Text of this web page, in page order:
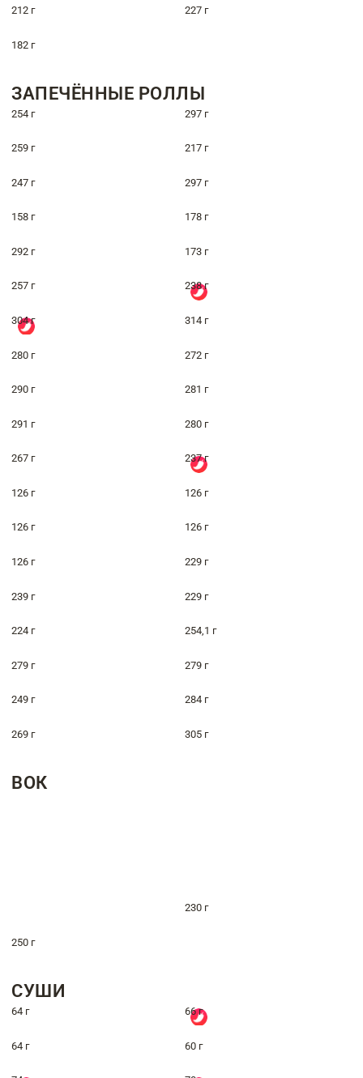
212 г 227 г
182 г
ЗАПЕЧЁННЫЕ РОЛЛЫ
254 г 297 г
259 г 217 г
247 г 297 г
158 г 178 г
292 г 173 г
257 г 238 г
304 г 314 г
280 г 272 г
290 г 281 г
291 г 280 г
267 г 237 г
126 г 126 г
126 г 126 г
126 г 229 г
239 г 229 г
224 г 254,1 г
279 г 279 г
249 г 284 г
269 г 305 г
ВОК
230 г
250 г
СУШИ
64 г 66 г
64 г 60 г